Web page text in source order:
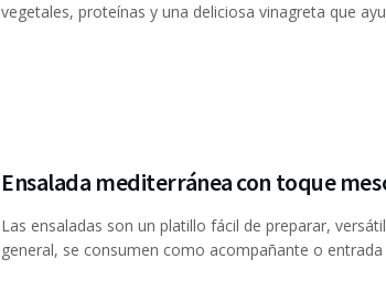
vegetales, proteínas y una deliciosa vinagreta que
Ensalada mediterránea con toque
Las ensaladas son un platillo fácil de preparar,
general, se consumen como acompañante o entrada